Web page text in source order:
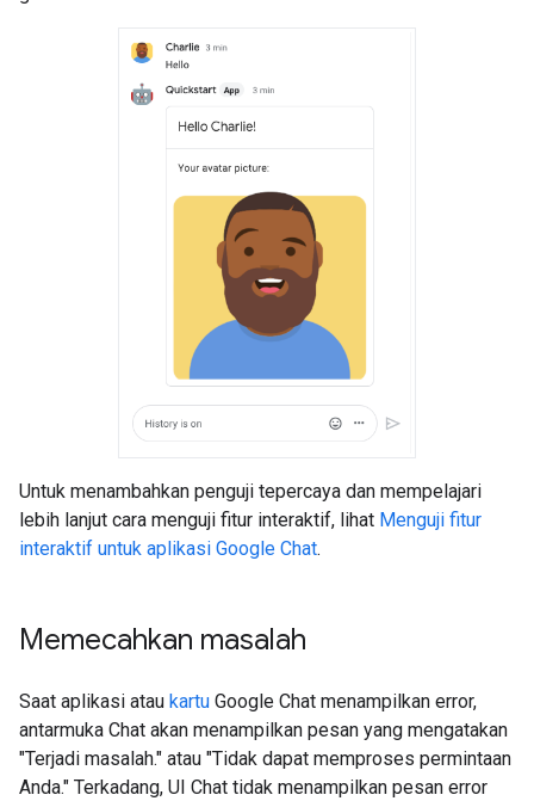
Untuk menambahkan penguji tepercaya dan mempelajari
lebih lanjut cara menguji fitur interaktif, lihat Menguji fitur
interaktif untuk aplikasi Google Chat.
Memecahkan masalah
Saat aplikasi atau kartu Google Chat menampilkan error,
antarmuka Chat akan menampilkan pesan yang mengatakan
"Terjadi masalah." atau "Tidak dapat memproses permintaan
Anda." Terkadang, UI Chat tidak menampilkan pesan error